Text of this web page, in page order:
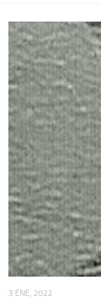
3 ENE, 2022